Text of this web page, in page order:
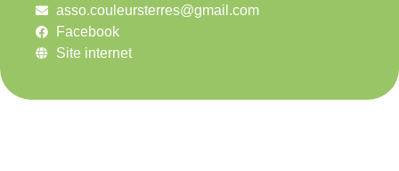
asso.couleursterres@gmail.com
Facebook
Site internet